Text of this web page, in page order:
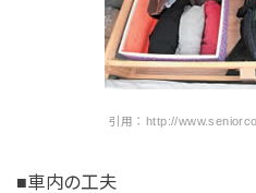
引用：http://
■車内の工夫